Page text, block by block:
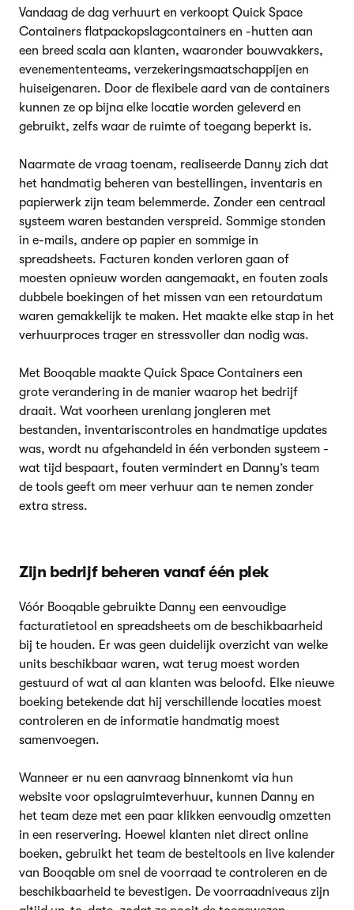
Vandaag de dag verhuurt en verkoopt Quick Space
Containers flatpackopslagcontainers en -hutten aan
een breed scala aan klanten, waaronder bouwvakkers,
evenemententeams, verzekeringsmaatschappijen en
huiseigenaren. Door de flexibele aard van de containers
kunnen ze op bijna elke locatie worden geleverd en
gebruikt, zelfs waar de ruimte of toegang beperkt is.
Naarmate de vraag toenam, realiseerde Danny zich dat
het handmatig beheren van bestellingen, inventaris en
papierwerk zijn team belemmerde. Zonder een centraal
systeem waren bestanden verspreid. Sommige stonden
in e-mails, andere op papier en sommige in
spreadsheets. Facturen konden verloren gaan of
moesten opnieuw worden aangemaakt, en fouten zoals
dubbele boekingen of het missen van een retourdatum
waren gemakkelijk te maken. Het maakte elke stap in het
verhuurproces trager en stressvoller dan nodig was.
Met Booqable maakte Quick Space Containers een
grote verandering in de manier waarop het bedrijf
draait. Wat voorheen urenlang jongleren met
bestanden, inventariscontroles en handmatige updates
was, wordt nu afgehandeld in één verbonden systeem -
wat tijd bespaart, fouten vermindert en Danny’s team
de tools geeft om meer verhuur aan te nemen zonder
extra stress.
Zijn bedrijf beheren vanaf één plek
Vóór Booqable gebruikte Danny een eenvoudige
facturatietool en spreadsheets om de beschikbaarheid
bij te houden. Er was geen duidelijk overzicht van welke
units beschikbaar waren, wat terug moest worden
gestuurd of wat al aan klanten was beloofd. Elke nieuwe
boeking betekende dat hij verschillende locaties moest
controleren en de informatie handmatig moest
samenvoegen.
Wanneer er nu een aanvraag binnenkomt via hun
website voor opslagruimteverhuur, kunnen Danny en
het team deze met een paar klikken eenvoudig omzetten
in een reservering. Hoewel klanten niet direct online
boeken, gebruikt het team de besteltools en live kalender
van Booqable om snel de voorraad te controleren en de
beschikbaarheid te bevestigen. De voorraadniveaus zijn